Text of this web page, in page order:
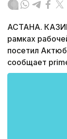
АСТАНА.
рамках
посетил
сообщает